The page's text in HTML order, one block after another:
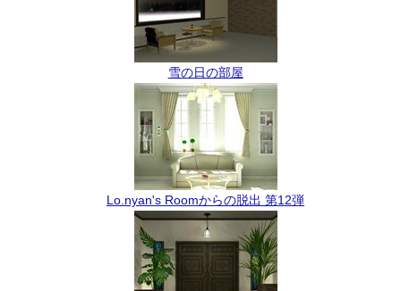
雪の日の部屋
Lo.nyan's Roomからの脱出 第12弾